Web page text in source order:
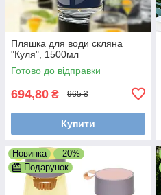
Пляшка для води скляна
"Куля", 1500мл
Готово до відправки
694,80 ₴ 965 ₴
Купити
Новинка
–20%
Подарунок